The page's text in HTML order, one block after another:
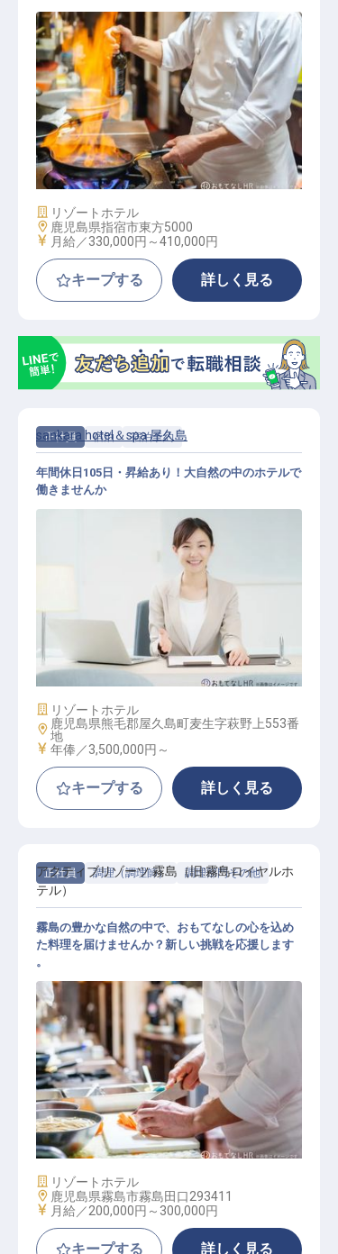
料理長・マネージャー・シェフ / 正
社員
施設業態
リゾートホテル
勤務地
鹿児島県指宿市東方5000
給与
月給／330,000円～410,000円
キープする 詳しく見る
正社員 宿泊 宿泊予約
宿泊予約
sankara hotel＆spa 屋久島
年間休日105日・昇給あり！大自然の中のホテルで
働きませんか
施設業態
リゾートホテル
勤務地
鹿児島県熊毛郡屋久島町麦生字萩野上553番
地
給与
年俸／3,500,000円～
キープする 詳しく見る
正社員 調理（調理師） 調理部門その他
ホテル内キッチンの調理スタッフ
アクティブリゾーツ 霧島（旧:霧島ロイヤルホ
テル）
霧島の豊かな自然の中で、おもてなしの心を込め
た料理を届けませんか？新しい挑戦を応援します
。
施設業態
リゾートホテル
勤務地
鹿児島県霧島市霧島田口293411
給与
月給／200,000円～ 300,000円
キープする 詳しく見る